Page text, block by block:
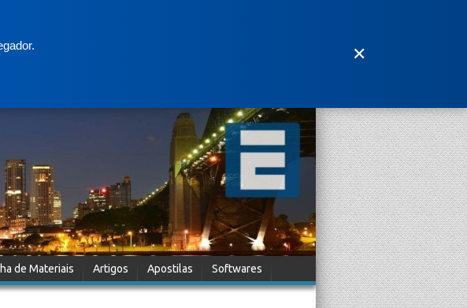
✕
de Materiais Artigos Apostilas Softwares